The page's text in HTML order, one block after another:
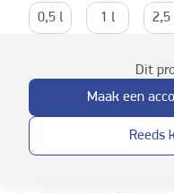
0,5 l 1 l 2,5
Dit
Maak een
Reeds